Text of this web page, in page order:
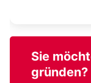
Sie
gründen?